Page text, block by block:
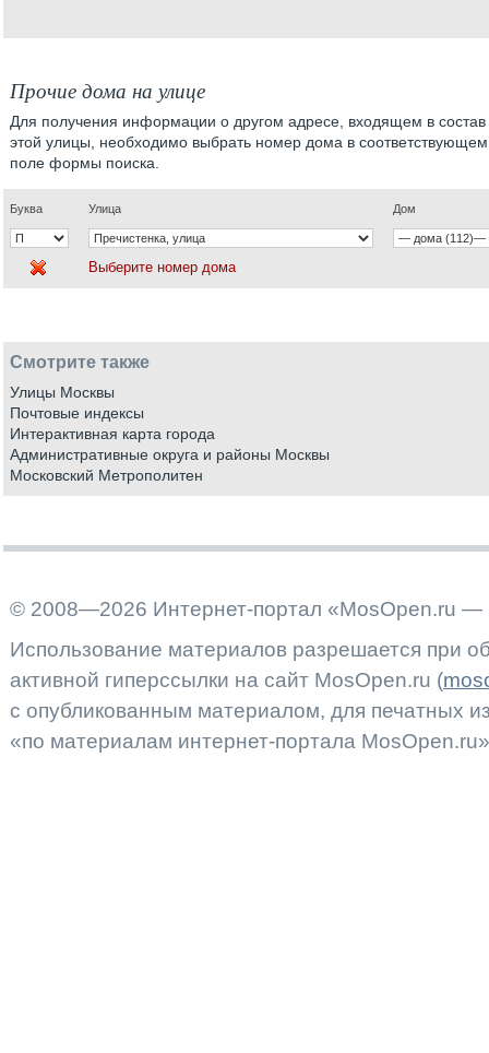
Прочие дома на улице
Для получения информации о другом адресе, входящем в состав
этой улицы, необходимо выбрать номер дома в соответствующем
поле формы поиска.
Буква Улица Дом
Выберите номер дома
Смотрите также
Улицы Москвы
Почтовые индексы
Интерактивная карта города
Административные округа и районы Москвы
Московский Метрополитен
© 2008—2026 Интернет-портал «MosOpen.ru —
Использование материалов разрешается при
активной гиперссылки на сайт MosOpen.ru (
с опубликованным материалом, для печатных
«по материалам интернет-портала